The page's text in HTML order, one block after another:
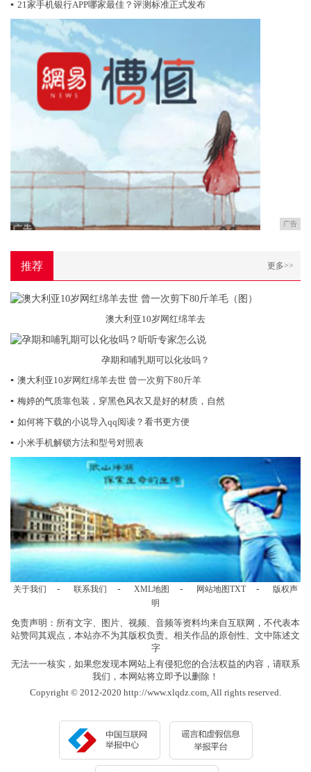
▪ 21家手机银行APP哪家最佳？评测标准正式发布
广告
推荐 更多>>
澳大利亚10岁网红绵羊去
孕期和哺乳期可以化妆吗？
▪ 澳大利亚10岁网红绵羊去世 曾一次剪下80斤羊
▪ 梅婷的气质靠包装，穿黑色风衣又是好的材质，自然
▪ 如何将下载的小说导入qq阅读？看书更方便
▪ 小米手机解锁方法和型号对照表
关于我们 - 联系我们 - XML地图 - 网站地图TXT -
版权声
明
免责声明：所有文字、图片、视频、音频等资料均来自互联网，不代表本
站赞同其观点，本站亦不为其版权负责。相关作品的原创性、文中陈述文
字
无法一一核实，如果您发现本网站上有侵犯您的合法权益的内容，请联系
我们，本网站将立即予以删除！
Copyright © 2012-2020 http://www.xlqdz.com, All rights reserved.